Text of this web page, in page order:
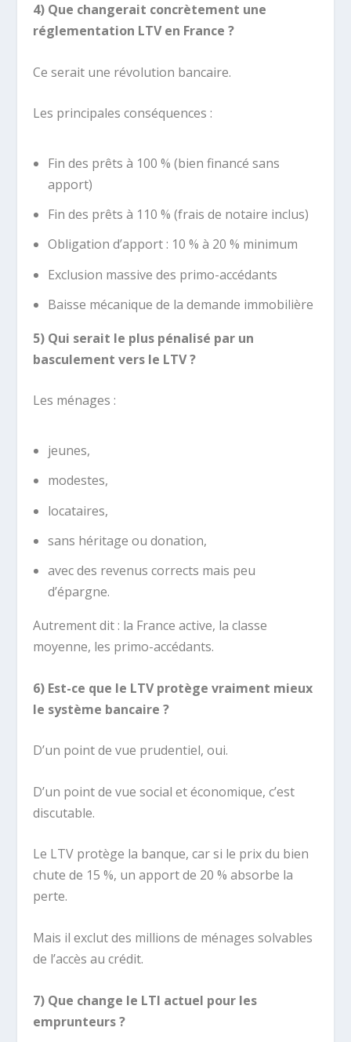
4) Que changerait concrètement une
réglementation LTV en France ?
Ce serait une révolution bancaire.
Les principales conséquences :
Fin des prêts à 100 % (bien financé sans
apport)
Fin des prêts à 110 % (frais de notaire inclus)
Obligation d’apport : 10 % à 20 % minimum
Exclusion massive des primo-accédants
Baisse mécanique de la demande immobilière
5) Qui serait le plus pénalisé par un
basculement vers le LTV ?
Les ménages :
jeunes,
modestes,
locataires,
sans héritage ou donation,
avec des revenus corrects mais peu
d’épargne.
Autrement dit : la France active, la classe
moyenne, les primo-accédants.
6) Est-ce que le LTV protège vraiment mieux
le système bancaire ?
D’un point de vue prudentiel, oui.
D’un point de vue social et économique, c’est
discutable.
Le LTV protège la banque, car si le prix du bien
chute de 15 %, un apport de 20 % absorbe la
perte.
Mais il exclut des millions de ménages solvables
de l’accès au crédit.
7) Que change le LTI actuel pour les
emprunteurs ?